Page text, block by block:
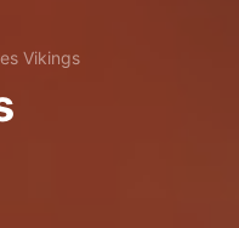
Vikings